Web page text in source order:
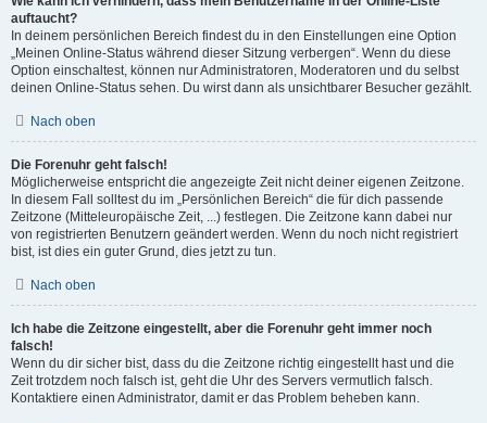
auftaucht?
In deinem persönlichen Bereich findest du in den Einstellungen eine Option
„Meinen Online-Status während dieser Sitzung verbergen“. Wenn du diese
Option einschaltest, können nur Administratoren, Moderatoren und du selbst
deinen Online-Status sehen. Du wirst dann als unsichtbarer Besucher gezählt.
Nach oben
Die Forenuhr geht falsch!
Möglicherweise entspricht die angezeigte Zeit nicht deiner eigenen Zeitzone.
In diesem Fall solltest du im „Persönlichen Bereich“ die für dich passende
Zeitzone (Mitteleuropäische Zeit, ...) festlegen. Die Zeitzone kann dabei nur
von registrierten Benutzern geändert werden. Wenn du noch nicht registriert
bist, ist dies ein guter Grund, dies jetzt zu tun.
Nach oben
Ich habe die Zeitzone eingestellt, aber die Forenuhr geht immer noch
falsch!
Wenn du dir sicher bist, dass du die Zeitzone richtig eingestellt hast und die
Zeit trotzdem noch falsch ist, geht die Uhr des Servers vermutlich falsch.
Kontaktiere einen Administrator, damit er das Problem beheben kann.